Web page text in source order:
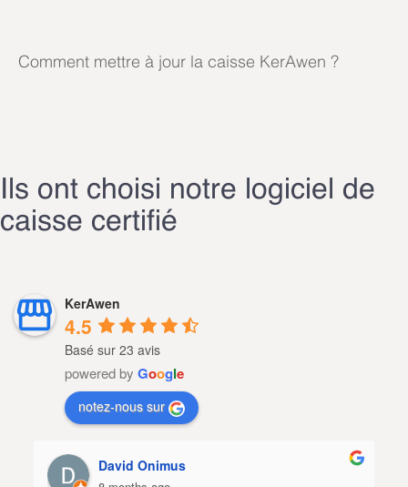
Comment mettre à jour la caisse KerAwen ?
Ils ont choisi notre logiciel de
caisse certifié
KerAwen
4.5
Basé sur 23 avis
powered by Google
notez-nous sur
David Onimus